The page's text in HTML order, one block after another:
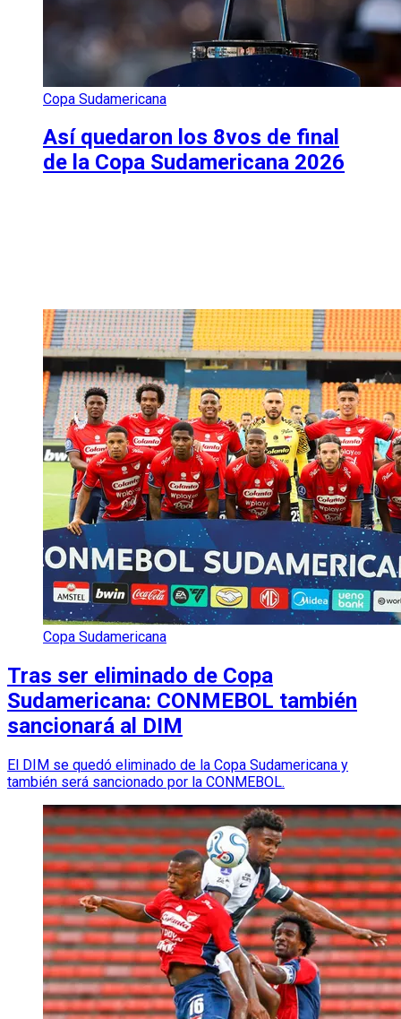
Copa Sudamericana
Así quedaron los 8vos de final
de la Copa Sudamericana 2026
Copa Sudamericana
Tras ser eliminado de Copa
Sudamericana: CONMEBOL también
sancionará al DIM
El DIM se quedó eliminado de la Copa Sudamericana y
también será sancionado por la CONMEBOL.